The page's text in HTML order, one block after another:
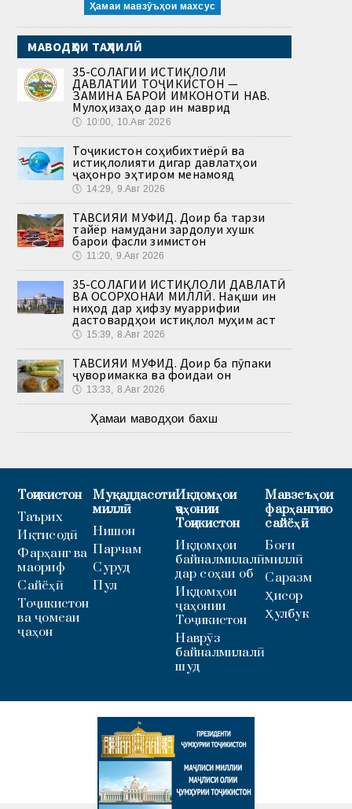
Ҳамаи мавзӯъҳои махсус
МАВОДҲОИ ТАҲЛИЛӢ
35-СОЛАГИИ ИСТИҚЛОЛИ
ДАВЛАТИИ ТОҶИКИСТОН —
ЗАМИНА БАРОИ ИМКОНОТИ НАВ.
Мулоҳизаҳо дар ин маврид
🕔 10:00, 10.Авг 2026
Тоҷикистон соҳибихтиёрӣ ва
истиқлолияти дигар давлатҳои
ҷаҳонро эҳтиром менамояд
🕔 14:29, 9.Авг 2026
ТАВСИЯИ МУФИД. Доир ба тарзи
тайёр намудани зардолуи хушк
барои фасли зимистон
🕔 11:20, 9.Авг 2026
35-СОЛАГИИ ИСТИҚЛОЛИ ДАВЛАТӢ
ВА ОСОРХОНАИ МИЛЛӢ. Нақши ин
ниҳод дар ҳифзу муаррифии
дастовардҳои истиқлол муҳим аст
🕔 15:39, 8.Авг 2026
ТАВСИЯИ МУФИД. Доир ба пӯпаки
ҷуворимакка ва фоидаи он
🕔 13:33, 8.Авг 2026
Ҳамаи маводҳои бахш
Тоҷикистон
Таърих
Иқтисодӣ
Фарҳанг ва
маориф
Сайёҳӣ
Тоҷикистон
ва ҷомеаи
ҷаҳон
Муқаддасоти
миллӣ
Нишон
Парчам
Суруд
Пул
Иқдомҳои
ҷаҳонии
Тоҷикистон
Иқдомҳои
байналмилалӣ
дар соҳаи об
Иқдомҳои
ҷаҳонии
Тоҷикистон
Наврӯз
байналмилалӣ
шуд
Мавзеъҳои
фарҳангию
сайёҳӣ
Боғи
миллӣ
Саразм
Ҳисор
Ҳулбук